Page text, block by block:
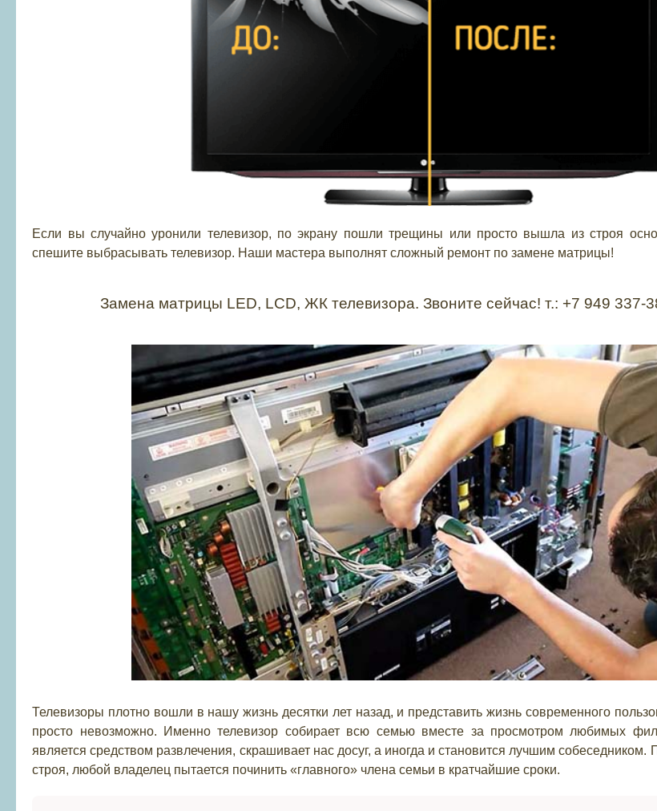
Если вы случайно уронили телевизор, по экрану пошли трещины или просто вышла из строя
спешите выбрасывать телевизор. Наши мастера выполнят сложный ремонт по замене матрицы!
Замена матрицы LED, LCD, ЖК телевизора. Звоните сейчас! т.: +7 949 337-
Телевизоры плотно вошли в нашу жизнь десятки лет назад, и представить жизнь современного
просто невозможно. Именно телевизор собирает всю семью вместе за просмотром любимых
является средством развлечения, скрашивает нас досуг, а иногда и становится лучшим собеседником.
строя, любой владелец пытается починить «главного» члена семьи в кратчайшие сроки.